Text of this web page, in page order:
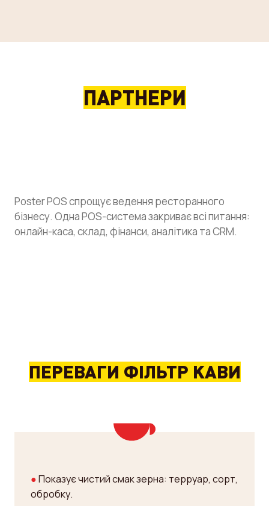
ПАРТНЕРИ
Poster POS спрощує ведення ресторанного
бізнесу. Одна POS-система закриває всі питання:
онлайн-каса, склад, фінанси, аналітика та CRM.
ПЕРЕВАГИ ФІЛЬТР КАВИ
●Показує чистий смак зерна: терруар, сорт,
обробку.